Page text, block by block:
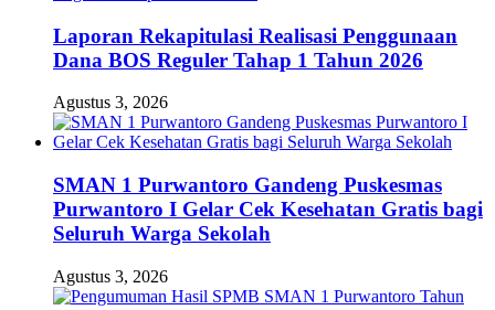
Laporan Rekapitulasi Realisasi Penggunaan
Dana BOS Reguler Tahap 1 Tahun 2026
Agustus 3, 2026
SMAN 1 Purwantoro Gandeng Puskesmas
Purwantoro I Gelar Cek Kesehatan Gratis bagi
Seluruh Warga Sekolah
Agustus 3, 2026